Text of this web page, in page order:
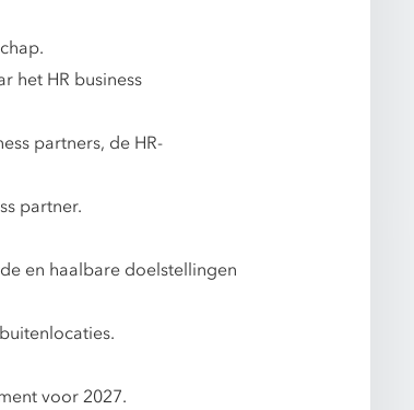
het HR business
partners, de HR-
partner.
en haalbare doelstellingen
voor 2027.